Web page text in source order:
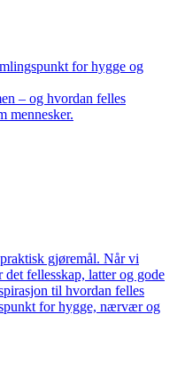
for hygge og
– og hvordan felles
mennesker.
gjøremål. Når vi
fellesskap, latter og gode
til hvordan felles
for hygge, nærvær og